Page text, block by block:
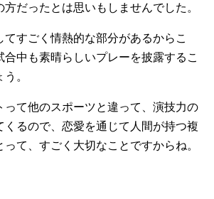
だったとは思いもしませんでした。
てすごく情熱的な部分があるからこ
合中も素晴らしいプレーを披露するこ
。
って他のスポーツと違って、演技力の
くるので、恋愛を通じて人間が持つ複
て、すごく大切なことですからね。